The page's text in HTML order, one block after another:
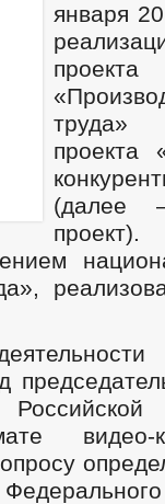
января
проекта
труда»
проекта
(далее
видео-